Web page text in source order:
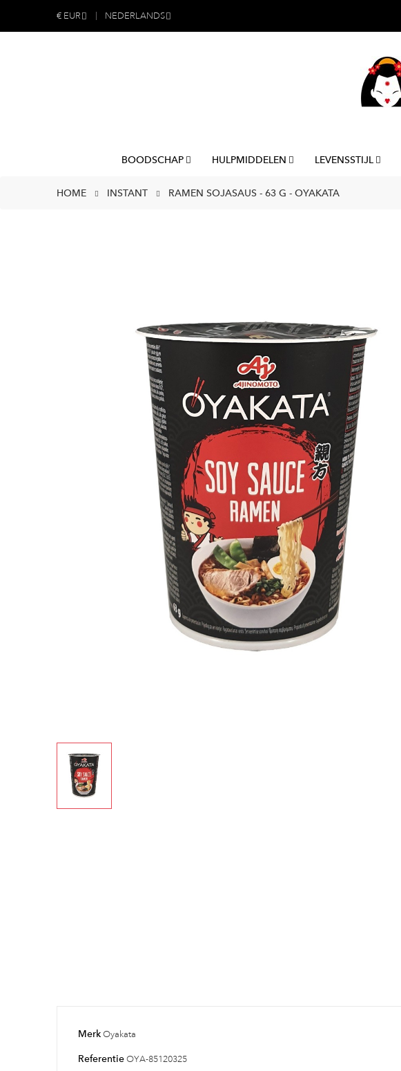
€ EUR NEDERLANDS
BOODSCHAP HULPMIDDELEN LEVENSSTIJL
HOME INSTANT RAMEN SOJASAUS - 63 G - OYAKATA
MerkOyakata
ReferentieOYA-85120325